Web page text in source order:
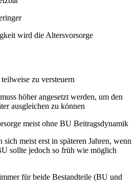
wird die Altersvorsorge
zu versteuern
höher angesetzt werden, um den
ausgleichen zu können
meist ohne BU Beitragsdynamik
sich meist erst in späteren Jahren, wenn
sollte jedoch so früh wie möglich
für beide Bestandteile (BU und